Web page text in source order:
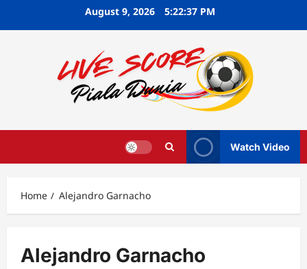
August 9, 2026 5:22:37 PM
Watch Video
Home Alejandro Garnacho
Alejandro Garnacho